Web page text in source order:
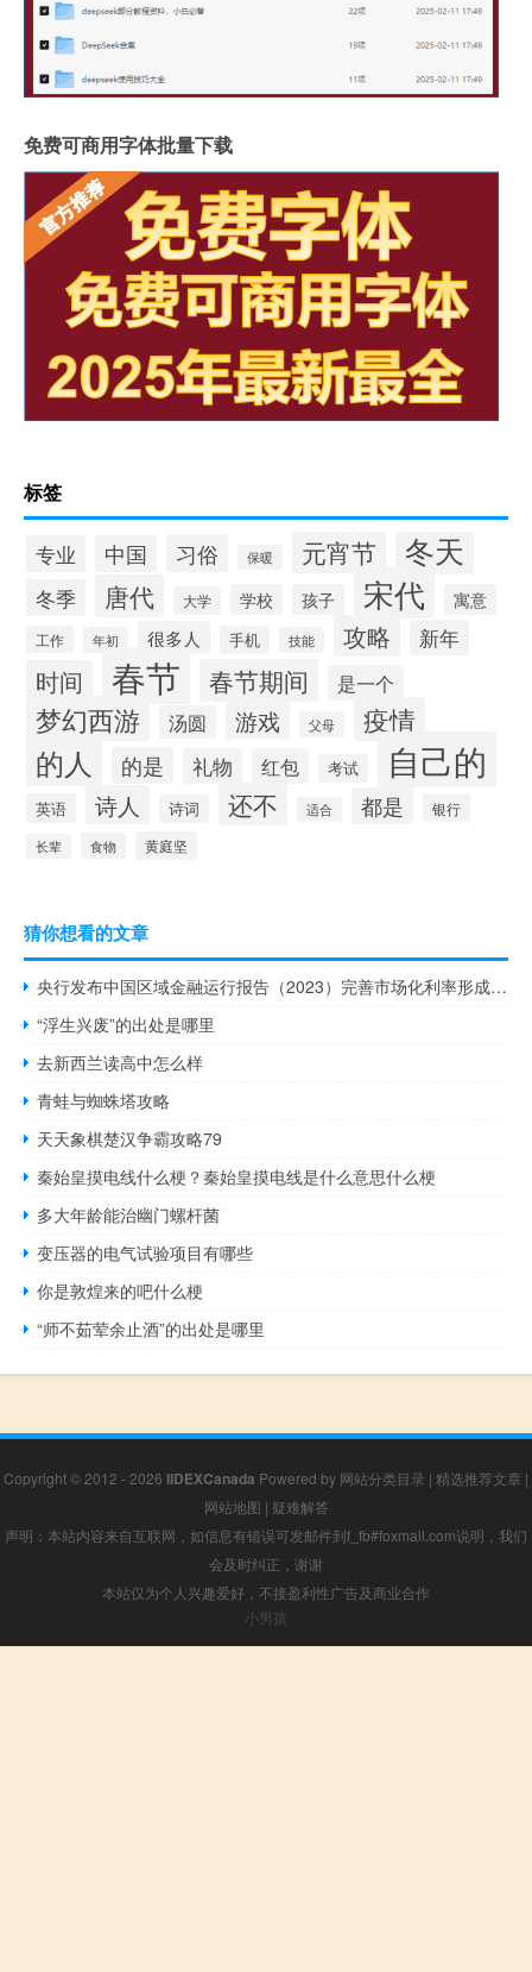
免费可商用字体批量下载
标签
专业 中国 习俗 保暖 元宵节 冬天
冬季 唐代 大学 学校 孩子 宋代 寓意
工作 年初 很多人 手机 技能 攻略 新年
时间 春节 春节期间 是一个
梦幻西游 汤圆 游戏 父母 疫情
的人 的是 礼物 红包 考试 自己的
英语 诗人 诗词 还不 适合 都是 银行
长辈 食物 黄庭坚
猜你想看的文章
央行发布中国区域金融运行报告（2023）完善市场化利率形成和传导机制发挥政策利率引导作用持续释放贷款市场报价利率改革效能和存款利率市场化调整机制重要作用推动企业融资和居民信贷成本稳中有降构建金融有效服务实体经济的体制机制完善金融支持科技创新体系继续加大对企业稳岗扩岗和重点群体创业就业的金融支持力度
“浮生兴废”的出处是哪里
去新西兰读高中怎么样
青蛙与蜘蛛塔攻略
天天象棋楚汉争霸攻略79
秦始皇摸电线什么梗？秦始皇摸电线是什么意思什么梗
多大年龄能治幽门螺杆菌
变压器的电气试验项目有哪些
你是敦煌来的吧什么梗
“师不茹荤余止酒”的出处是哪里
Copyright © 2012 - 2026 IIDEXCanada Powered by 网站分类目录 | 精选推荐文章 |
网站地图 | 疑难解答
声明：本站内容来自互联网，如信息有错误可发邮件到f_fb#foxmail.com说明，我们
会及时纠正，谢谢
本站仅为个人兴趣爱好，不接盈利性广告及商业合作
小男孩